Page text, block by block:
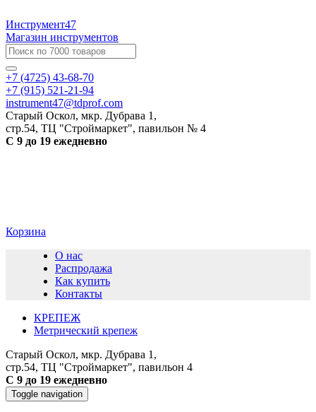
Инструмент47
Магазин инструментов
+7 (4725) 43-68-70
+7 (915) 521-21-94
instrument47@tdprof.com
Старый Оскол, мкр. Дубрава 1,
стр.54, ТЦ "Строймаркет", павильон № 4
С 9 до 19 ежедневно
Корзина
О нас
Распродажа
Как купить
Контакты
КРЕПЕЖ
Метрический крепеж
Старый Оскол, мкр. Дубрава 1,
стр.54, ТЦ "Строймаркет", павильон 4
С 9 до 19 ежедневно
Toggle navigation